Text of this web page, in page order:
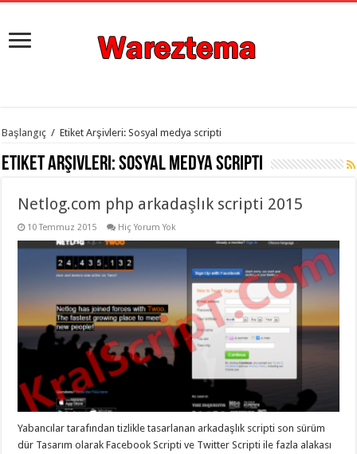
istanbul
evden
eve
organizasyon,
evden
taşımacılık,
gaziantep
evden
taşımacılık
evden
taşımacılık
gaziantep
evden
gaziantep
evden
Başlangıç / Etiket Arşivleri: Sosyal medya scripti
Etiket Arşivleri:Sosyal medya scripti
Netlog.com php arkadaşlık scripti 2015
10 Temmuz 2015 Hiç Yorum Yok
Yabancılar tarafından tizlikle tasarlanan arkadaşlık scripti son sürüm
dür Tasarım olarak Facebook Scripti ve Twitter Scripti ile fazla alakası